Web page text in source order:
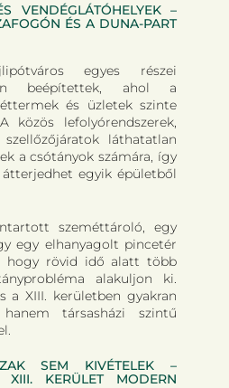
VENDÉGLÁTÓHELYEK –
ÉS A DUNA-PART
egyes részei
beépítettek, ahol a
és üzletek szinte
közös lefolyórendszerek,
láthatatlan
a csótányok számára, így
egyik épületből
szeméttároló, egy
egy elhanyagolt pincetér
hogy rövid idő alatt több
alakuljon ki.
a XIII. kerületben gyakran
társasházi szintű
SEM KIVÉTELEK –
XIII. KERÜLET MODERN